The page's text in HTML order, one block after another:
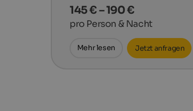
145 € – 190 €
pro Person & Nacht
Mehr lesen Jetzt anfragen